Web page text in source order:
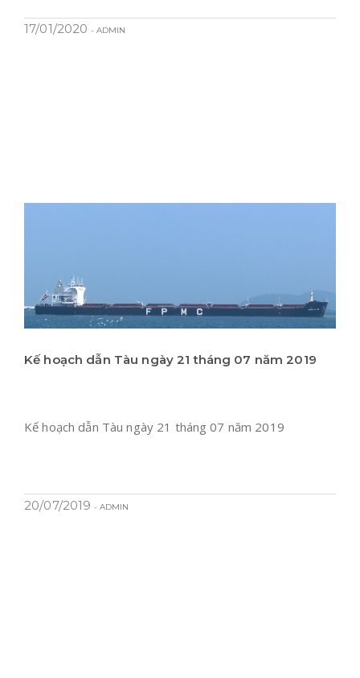
17/01/2020 - ADMIN
Kế hoạch dẫn Tàu ngày 21 tháng 07 năm 2019
Kế hoạch dẫn Tàu ngày 21 tháng 07 năm 2019
20/07/2019 - ADMIN